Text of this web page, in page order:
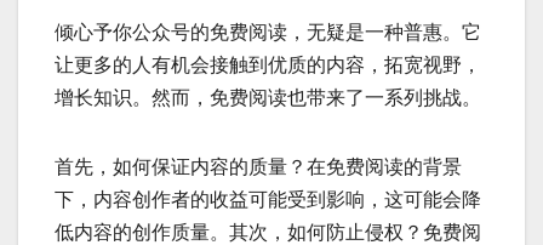
倾心予你公众号的免费阅读，无疑是一种普惠。它
让更多的人有机会接触到优质的内容，拓宽视野，
增长知识。然而，免费阅读也带来了一系列挑战。
首先，如何保证内容的质量？在免费阅读的背景
下，内容创作者的收益可能受到影响，这可能会降
低内容的创作质量。其次，如何防止侵权？免费阅